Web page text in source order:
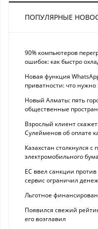
ПОПУЛЯРНЫЕ
90% компьютеров
ошибок: как быстро
Новая функция
приватности: что
Новый Алматы: пять
общественные
Взрослый клиент
Сулейменов об оплате
Казахстан столкнулся с
электромобильного
ЕС ввел санкции
сервис ограничил
Льготное
Появился свежий
его возглавил